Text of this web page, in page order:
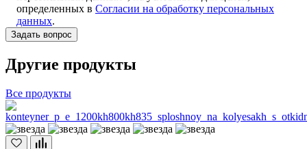
определенных в Согласии на обработку персональных
данных.
Другие продукты
Все продукты